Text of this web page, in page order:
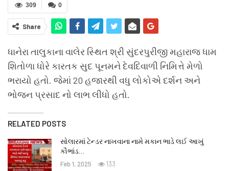
0
309
Share
ધાનેરા તાલુકાના વાલેર સ્થિત શ્રી સુંદરપુરીજી મહારાજ ધામ
શિતોળા ધોરે કારતક સુદ પૂનમને દેવદિવાળી નિમિત્તે મેળો
ભરાયો હતો. જેમાં 20 હજારથી વધુ લોકોએ દર્શન અને
ભોજન પ્રસાદ નો લાભ લીધો હતો.
RELATED POSTS
સોલારમાં ટેન્ડર નાખવાના નામે મકાન ભાડે લઈ આખું
કૌભાંડ…
Feb 1, 2025 133